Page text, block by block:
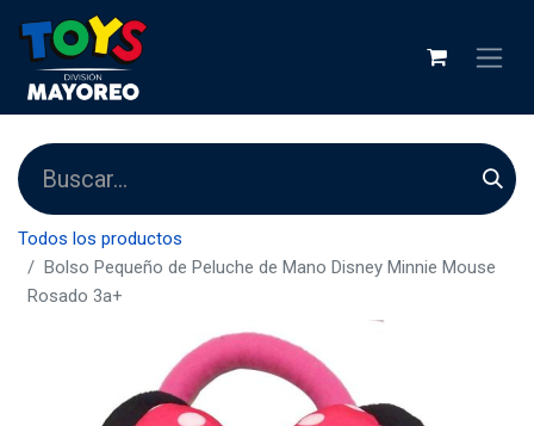
Todos los productos
Bolso Pequeño de Peluche de Mano Disney Minnie Mouse
Rosado 3a+